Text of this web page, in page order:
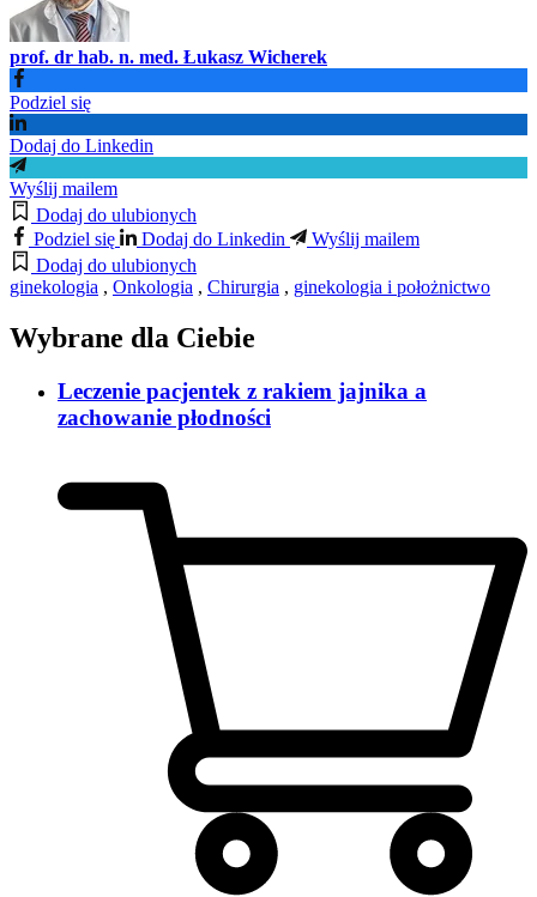
prof. dr hab. n. med. Łukasz Wicherek
Podziel się
Dodaj do Linkedin
Wyślij mailem
Dodaj do ulubionych
Podziel się
Dodaj do Linkedin
Wyślij mailem
Dodaj do ulubionych
ginekologia , Onkologia , Chirurgia , ginekologia i położnictwo
Wybrane dla Ciebie
Leczenie pacjentek z rakiem jajnika a
zachowanie płodności